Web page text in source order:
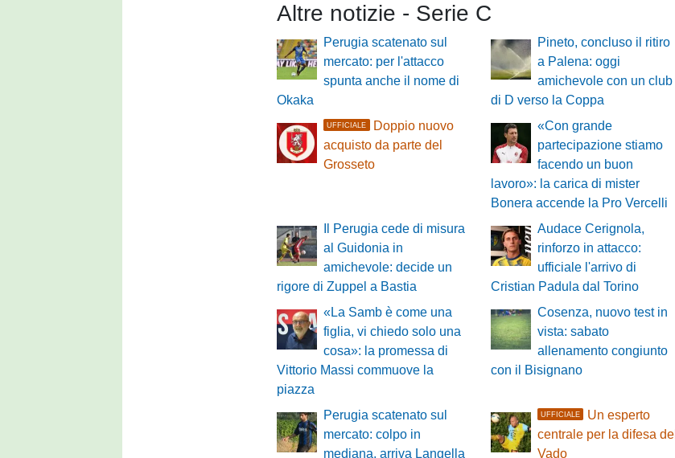
Altre notizie - Serie C
Perugia scatenato sul
mercato: per l'attacco
spunta anche il nome di
Okaka
Pineto, concluso il ritiro
a Palena: oggi
amichevole con un club
di D verso la Coppa
UFFICIALE
Doppio nuovo
acquisto da parte del
Grosseto
«Con grande
partecipazione stiamo
facendo un buon
lavoro»: la carica di mister
Bonera accende la Pro Vercelli
Il Perugia cede di misura
al Guidonia in
amichevole: decide un
rigore di Zuppel a Bastia
Audace Cerignola,
rinforzo in attacco:
ufficiale l'arrivo di
Cristian Padula dal Torino
«La Samb è come una
figlia, vi chiedo solo una
cosa»: la promessa di
Vittorio Massi commuove la
piazza
Cosenza, nuovo test in
vista: sabato
allenamento congiunto
con il Bisignano
Perugia scatenato sul
mercato: colpo in
mediana, arriva Langella
UFFICIALE
Un esperto
centrale per la difesa del
Vado